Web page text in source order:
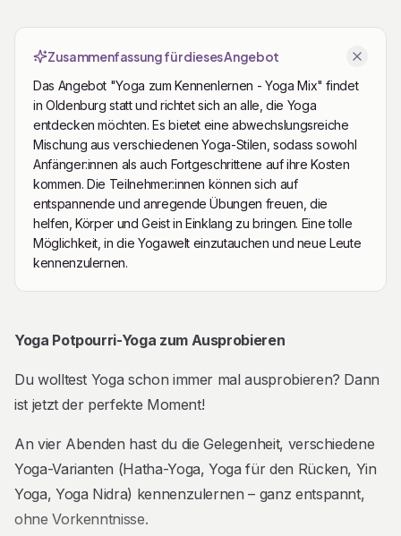
Zusammenfassung für dieses Angebot
Das Angebot "Yoga zum Kennenlernen - Yoga Mix" findet
in Oldenburg statt und richtet sich an alle, die Yoga
entdecken möchten. Es bietet eine abwechslungsreiche
Mischung aus verschiedenen Yoga-Stilen, sodass sowohl
Anfänger:innen als auch Fortgeschrittene auf ihre Kosten
kommen. Die Teilnehmer:innen können sich auf
entspannende und anregende Übungen freuen, die
helfen, Körper und Geist in Einklang zu bringen. Eine tolle
Möglichkeit, in die Yogawelt einzutauchen und neue Leute
kennenzulernen.
Beschreibung
Yoga Potpourri-Yoga zum Ausprobieren
Du wolltest Yoga schon immer mal ausprobieren? Dann
ist jetzt der perfekte Moment!
An vier Abenden hast du die Gelegenheit, verschiedene
Yoga-Varianten (Hatha-Yoga, Yoga für den Rücken, Yin
Yoga, Yoga Nidra) kennenzulernen – ganz entspannt,
ohne Vorkenntnisse.